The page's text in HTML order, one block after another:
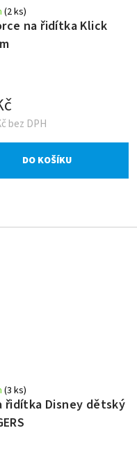
na řidítka Klick
(2 ks)
bez DPH
DO KOŠÍKU
řidítka Disney dětský
(3 ks)